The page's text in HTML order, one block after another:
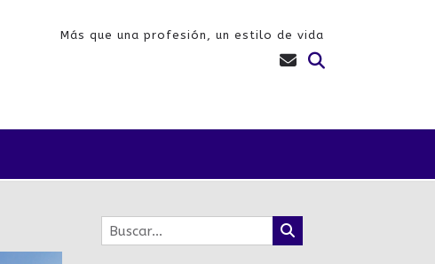
Más que una profesión, un estilo de vida